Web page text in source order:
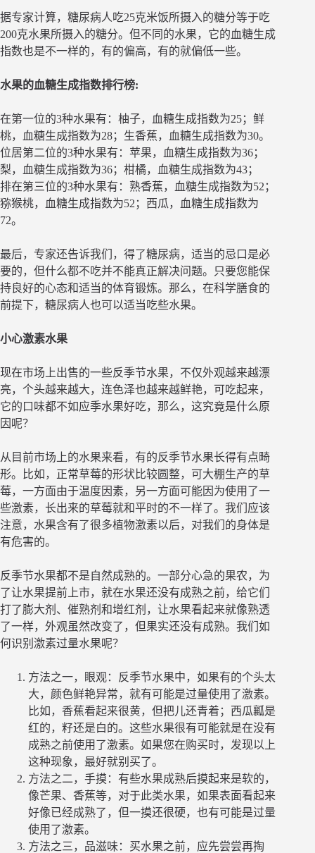
据专家计算，糖尿病人吃25克米饭所摄入的糖分等于吃
200克水果所摄入的糖分。但不同的水果，它的血糖生成
指数也是不一样的，有的偏高，有的就偏低一些。
水果的血糖生成指数排行榜:
在第一位的3种水果有：柚子，血糖生成指数为25；鲜
桃，血糖生成指数为28；生香蕉，血糖生成指数为30。
位居第二位的3种水果有：苹果，血糖生成指数为36；
梨，血糖生成指数为36；柑橘，血糖生成指数为43；
排在第三位的3种水果有：熟香蕉，血糖生成指数为52；
猕猴桃，血糖生成指数为52；西瓜，血糖生成指数为
72。
最后，专家还告诉我们，得了糖尿病，适当的忌口是必
要的，但什么都不吃并不能真正解决问题。只要您能保
持良好的心态和适当的体育锻炼。那么，在科学膳食的
前提下，糖尿病人也可以适当吃些水果。
小心激素水果
现在市场上出售的一些反季节水果，不仅外观越来越漂
亮，个头越来越大，连色泽也越来越鲜艳，可吃起来，
它的口味都不如应季水果好吃，那么，这究竟是什么原
因呢？
从目前市场上的水果来看，有的反季节水果长得有点畸
形。比如，正常草莓的形状比较圆整，可大棚生产的草
莓，一方面由于温度因素，另一方面可能因为使用了一
些激素，长出来的草莓就和平时的不一样了。我们应该
注意，水果含有了很多植物激素以后，对我们的身体是
有危害的。
反季节水果都不是自然成熟的。一部分心急的果农，为
了让水果提前上市，就在水果还没有成熟之前，给它们
打了膨大剂、催熟剂和增红剂，让水果看起来就像熟透
了一样，外观虽然改变了，但果实还没有成熟。我们如
何识别激素过量水果呢？
方法之一，眼观：反季节水果中，如果有的个头太
大，颜色鲜艳异常，就有可能是过量使用了激素。
比如，香蕉看起来很黄，但把儿还青着；西瓜瓤是
红的，籽还是白的。这些水果很有可能就是在没有
成熟之前使用了激素。如果您在购买时，发现以上
这种现象，最好就别买了。
方法之二，手摸：有些水果成熟后摸起来是软的，
像芒果、香蕉等，对于此类水果，如果表面看起来
好像已经成熟了，但一摸还很硬，也有可能是过量
使用了激素。
方法之三，品滋味：买水果之前，应先尝尝再掏